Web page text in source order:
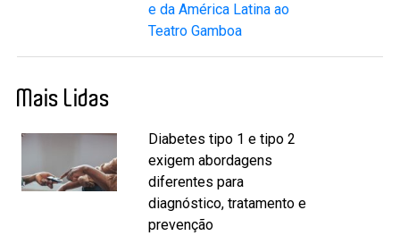
e da América Latina ao
Teatro Gamboa
Mais Lidas
Diabetes tipo 1 e tipo 2
exigem abordagens
diferentes para
diagnóstico, tratamento e
prevenção